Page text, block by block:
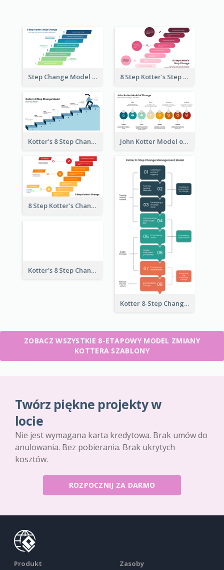
Step Change Model Of 8 Step Kotter 8 Step Kotter's Step Change Model
Kotter's 8 Step Change Business Model John Kotter Model of Change
8 Step Kotter's Change Model
Kotter 8-Step Change Management Model
Kotter's 8 Step Change Model
ZOBACZ WSZYSTKIE 8-ETAPOWY MODEL ZMIANY
KOTTERA SZABLONY
Twórz piękne projekty w
locie
Nie jest wymagana karta kredytowa. Brak umów do
anulowania. Bez pobierania. Brak ukrytych
kosztów.
ROZPOCZNIJ ZA DARMO
Produkt Zasoby